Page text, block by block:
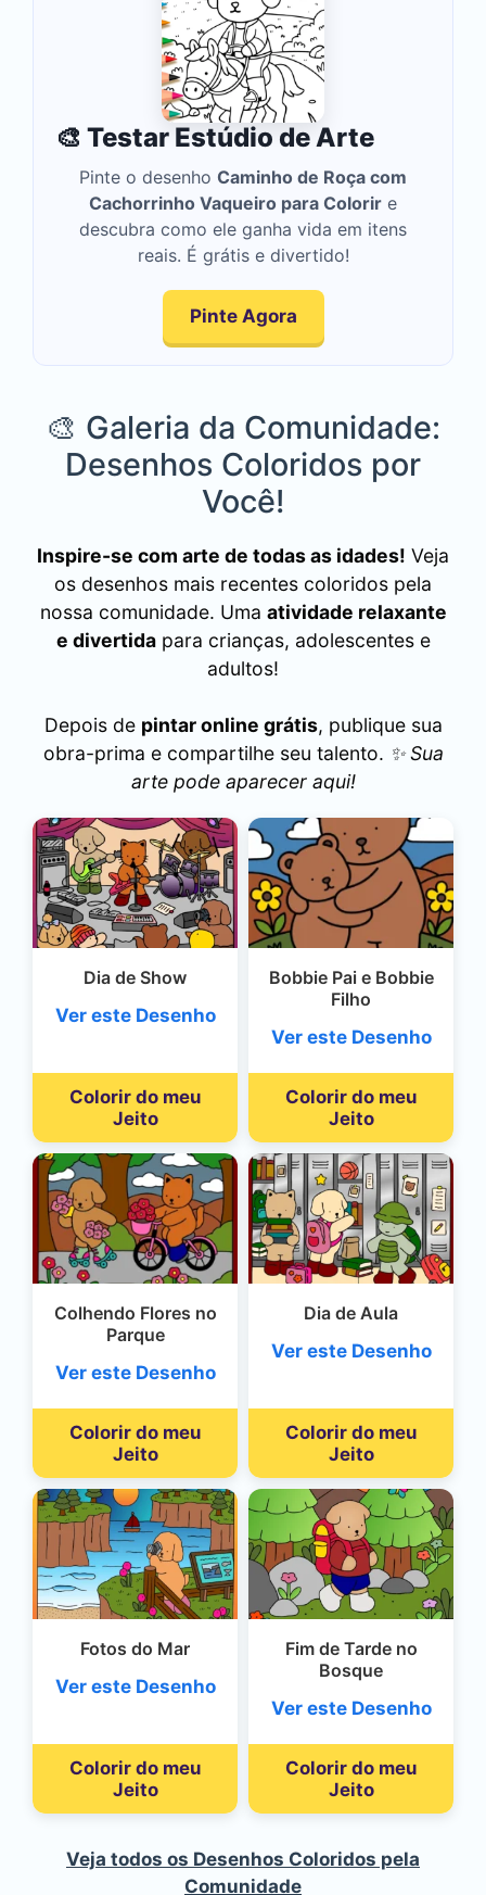
🎨 Testar Estúdio de Arte
Pinte o desenho Caminho de Roça com
Cachorrinho Vaqueiro para Colorir e
descubra como ele ganha vida em itens
reais. É grátis e divertido!
Pinte Agora
🎨 Galeria da Comunidade:
Desenhos Coloridos por
Você!
Inspire-se com arte de todas as idades! Veja
os desenhos mais recentes coloridos pela
nossa comunidade. Uma atividade relaxante
e divertidapara crianças, adolescentes e
adultos!
Depois de pintar online grátis, publique sua
obra-prima e compartilhe seu talento. ✨ Sua
arte pode aparecer aqui!
Dia de Show
Ver este Desenho
Colorir do meu
Jeito
Bobbie Pai e Bobbie
Filho
Ver este Desenho
Colorir do meu
Jeito
Colhendo Flores no
Parque
Ver este Desenho
Colorir do meu
Jeito
Dia de Aula
Ver este Desenho
Colorir do meu
Jeito
Fotos do Mar
Ver este Desenho
Colorir do meu
Jeito
Fim de Tarde no
Bosque
Ver este Desenho
Colorir do meu
Jeito
Veja todos os Desenhos Coloridos pela
Comunidade